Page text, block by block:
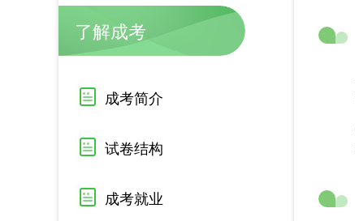
了解成考
成考简介
试卷结构
成考就业